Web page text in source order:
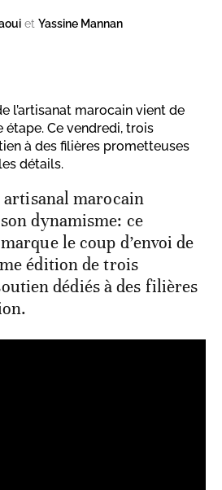
et Yassine Mannan
l’artisanat marocain vient de
Ce vendredi, trois
à des filières prometteuses
détails.
artisanal marocain
dynamisme: ce
le coup d’envoi de
édition de trois
dédiés à des filières